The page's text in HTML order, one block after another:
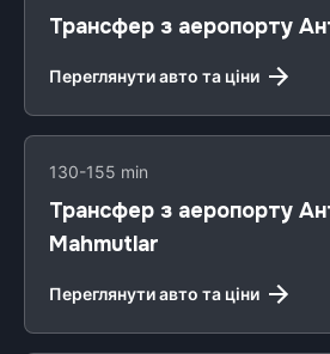
Трансфер з аеропорту
Переглянути авто та ціни
130-155 min
Трансфер з аеропорту
Mahmutlar
Переглянути авто та ціни